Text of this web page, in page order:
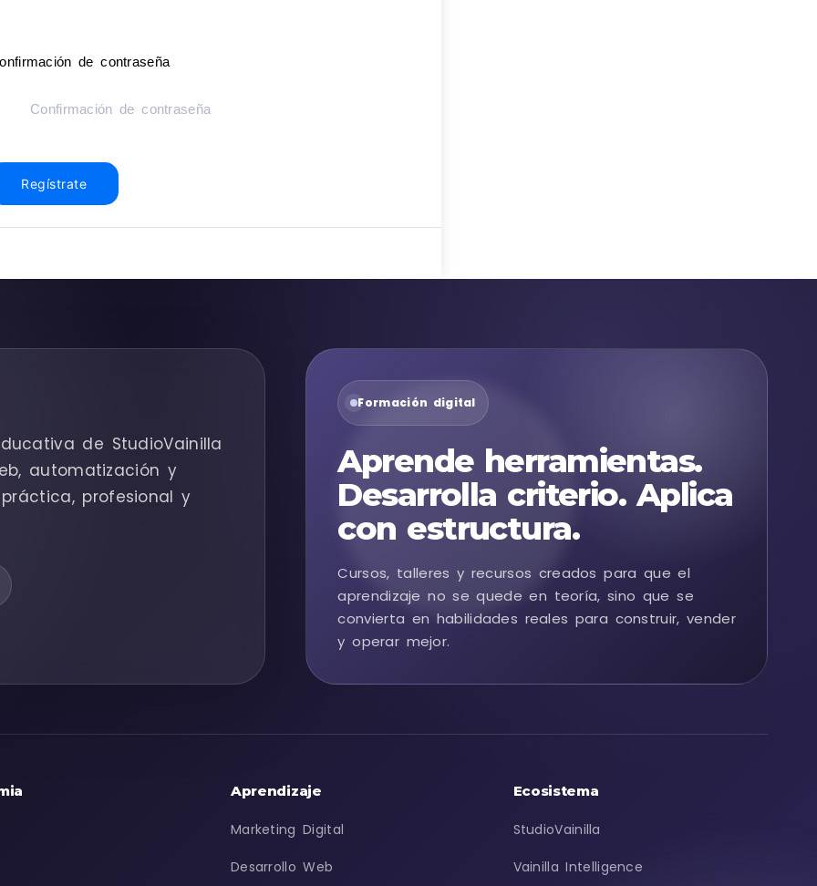
de contraseña
Regístrate
de StudioVainilla
automatización y
profesional y
Formación digital
Aprende herramientas.
Desarrolla criterio. Aplica
con estructura.
Cursos, talleres y recursos creados para que el
aprendizaje no se quede en teoría, sino que se
convierta en habilidades reales para construir, vender
y operar mejor.
Aprendizaje
Marketing Digital
Desarrollo Web
Ecosistema
StudioVainilla
Vainilla Intelligence